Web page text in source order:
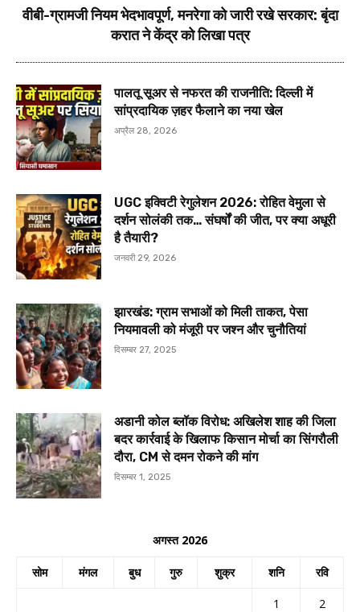
वीबी-ग्रामजी नियम भेदभावपूर्ण, मनरेगा को जारी रखे सरकार: बृंदा
करात ने केंद्र को लिखा पत्र
पालतू सूअर से नफरत की राजनीति: दिल्ली में
सांप्रदायिक ज़हर फैलाने का नया खेल
अप्रैल 28, 2026
UGC इक्विटी रेगुलेशन 2026: रोहित वेमुला से
दर्शन सोलंकी तक… संघर्षों की जीत, पर क्या अधूरी
है तैयारी?
जनवरी 29, 2026
झारखंड: ग्राम सभाओं को मिली ताकत, पेसा
नियमावली को मंजूरी पर जश्न और चुनौतियां
दिसम्बर 27, 2025
अडानी कोल ब्लॉक विरोध: अखिलेश शाह की जिला
बदर कार्रवाई के खिलाफ किसान मोर्चा का सिंगरौली
दौरा, CM से दमन रोकने की मांग
दिसम्बर 1, 2025
अगस्त 2026
सोम मंगल बुध गुरु शुक्र शनि रवि
1
2